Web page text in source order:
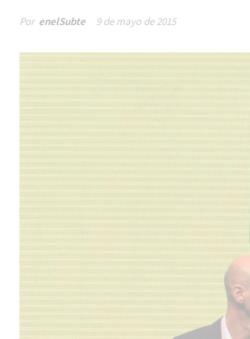
Por enelSubte 9 de mayo de 2015